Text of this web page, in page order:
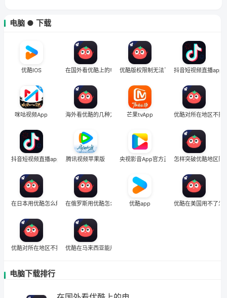
电脑 ● 下载
优酷IOS 在国外看优酷上的电影为什么有的看不了
优酷版权限制无法下载怎么办抖音短视频直播app
咪咕视频App 海外看优酷的几种方法 芒果tvApp 优酷对所在地区不提
抖音短视频直播app 腾讯视频苹果版 央视影音App官方正版怎样突破优酷地区限
在日本用优酷怎么解决地区权限在俄罗斯用优酷怎么把定位修改到中国国内
优酷app 优酷在美国用不了怎
优酷对所在地区不提供服务吗优酷在马来西亚能用吗
电脑下载排行